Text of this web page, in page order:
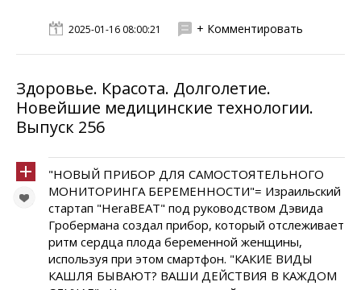
2025-01-16 08:00:21 + Комментировать
Здоровье. Красота. Долголетие.
Новейшие медицинские технологии.
Выпуск 256
"НОВЫЙ ПРИБОР ДЛЯ САМОСТОЯТЕЛЬНОГО
МОНИТОРИНГА БЕРЕМЕННОСТИ"= Израильский
стартап "HeraBEAT" под руководством Дэвида
Гробермана создал прибор, который отслеживает
ритм сердца плода беременной женщины,
используя при этом смартфон. "КАКИЕ ВИДЫ
КАШЛЯ БЫВАЮТ? ВАШИ ДЕЙСТВИЯ В КАЖДОМ